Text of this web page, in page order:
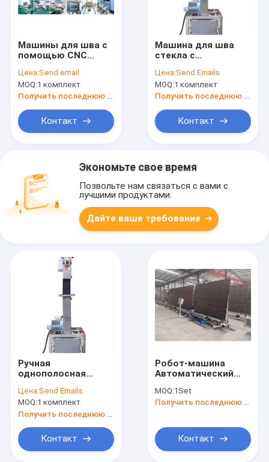
Машины для шва с
помощью CNC
стекла
Цена:Send email
MOQ:1 комплект
Получить последнюю цену
Контакт
Машина для шва
стекла с
абразивным
ремнем
Цена:Send Emails
MOQ:1 комплект
Получить последнюю цену
Контакт
Экономьте свое время
Позвольте нам связаться с вами с
лучшими продуктами.
Дайте ваше требование
Ручная
однополосная
швейная машина
Цена:Send Emails
MOQ:1 комплект
Контакт
Робот-машина
Автоматический
уплотнения стекла
с напряжением 220
MOQ:1Set
Получить последнюю цену
Контакт